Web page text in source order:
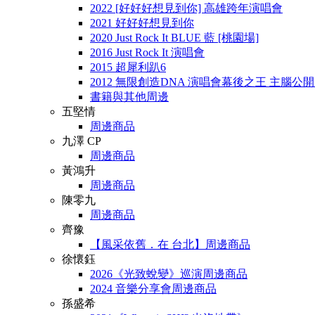
2022 [好好好想見到你] 高雄跨年演唱會
2021 好好好想見到你
2020 Just Rock It BLUE 藍 [桃園場]
2016 Just Rock It 演唱會
2015 超犀利趴6
2012 無限創造DNA 演唱會幕後之王 主腦公
書籍與其他周邊
五堅情
周邊商品
九澤 CP
周邊商品
黃鴻升
周邊商品
陳零九
周邊商品
齊豫
【風采依舊．在 台北】周邊商品
徐懷鈺
2026《光致蛻變》巡演周邊商品
2024 音樂分享會周邊商品
孫盛希